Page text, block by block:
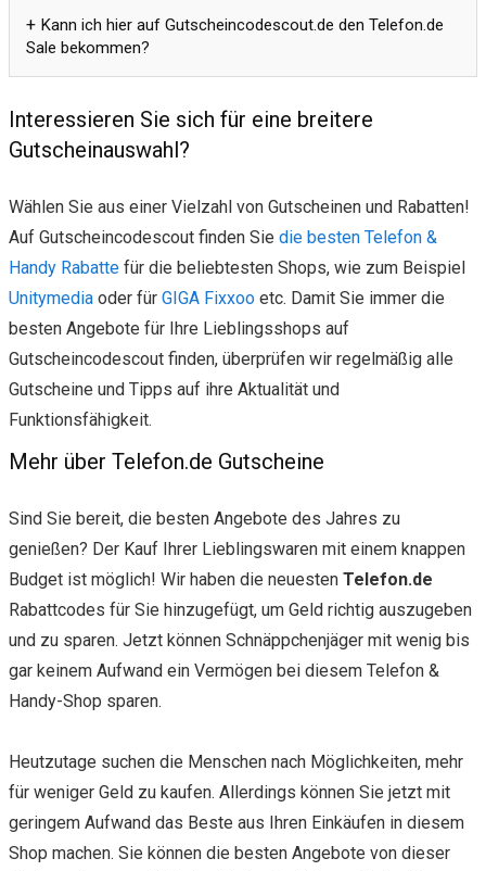
Kann ich hier auf Gutscheincodescout.de den Telefon.de
Sale bekommen?
Interessieren Sie sich für eine breitere
Gutscheinauswahl?
Wählen Sie aus einer Vielzahl von Gutscheinen und Rabatten!
Auf Gutscheincodescout finden Sie die besten Telefon &
Handy Rabatte für die beliebtesten Shops, wie zum Beispiel
Unitymedia oder für GIGA Fixxoo etc. Damit Sie immer die
besten Angebote für Ihre Lieblingsshops auf
Gutscheincodescout finden, überprüfen wir regelmäßig alle
Gutscheine und Tipps auf ihre Aktualität und
Funktionsfähigkeit.
Mehr über Telefon.de Gutscheine
Sind Sie bereit, die besten Angebote des Jahres zu
genießen? Der Kauf Ihrer Lieblingswaren mit einem knappen
Budget ist möglich! Wir haben die neuesten Telefon.de
Rabattcodes für Sie hinzugefügt, um Geld richtig auszugeben
und zu sparen. Jetzt können Schnäppchenjäger mit wenig bis
gar keinem Aufwand ein Vermögen bei diesem Telefon &
Handy-Shop sparen.
Heutzutage suchen die Menschen nach Möglichkeiten, mehr
für weniger Geld zu kaufen. Allerdings können Sie jetzt mit
geringem Aufwand das Beste aus Ihren Einkäufen in diesem
Shop machen. Sie können die besten Angebote von dieser